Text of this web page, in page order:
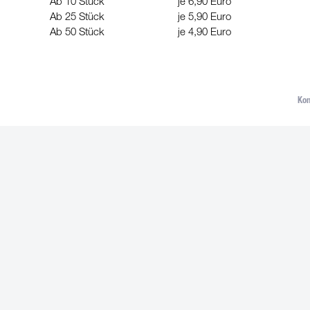
Ab 10 Stück
je 6,90 Euro
Ab 25 Stück
je 5,90 Euro
Ab 50 Stück
je 4,90 Euro